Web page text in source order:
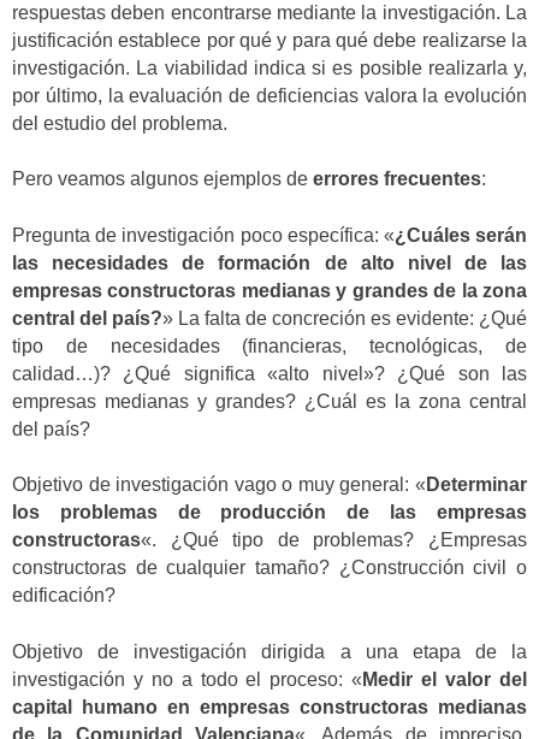
respuestas deben encontrarse mediante la investigación. La
justificación establece por qué y para qué debe realizarse la
investigación. La viabilidad indica si es posible realizarla y,
por último, la evaluación de deficiencias valora la evolución
del estudio del problema.
Pero veamos algunos ejemplos de errores frecuentes:
Pregunta de investigación poco específica: «¿Cuáles serán
las necesidades de formación de alto nivel de las
empresas constructoras medianas y grandes de la zona
central del país?» La falta de concreción es evidente: ¿Qué
tipo de necesidades (financieras, tecnológicas, de
calidad…)? ¿Qué significa «alto nivel»? ¿Qué son las
empresas medianas y grandes? ¿Cuál es la zona central
del país?
Objetivo de investigación vago o muy general: « Determinar
los problemas de producción de las empresas
constructoras«. ¿Qué tipo de problemas? ¿Empresas
constructoras de cualquier tamaño? ¿Construcción civil o
edificación?
Objetivo de investigación dirigida a una etapa de la
investigación y no a todo el proceso: « Medir el valor del
capital humano en empresas constructoras medianas
de la Comunidad Valenciana«. Además de impreciso,